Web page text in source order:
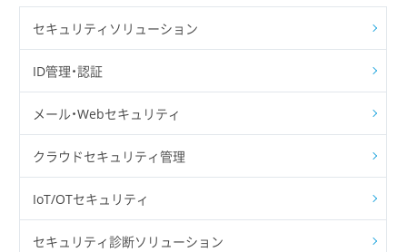
セキュリティソリューション
ID管理・認証
メール・Webセキュリティ
クラウドセキュリティ管理
IoT/OTセキュリティ
セキュリティ診断ソリューション